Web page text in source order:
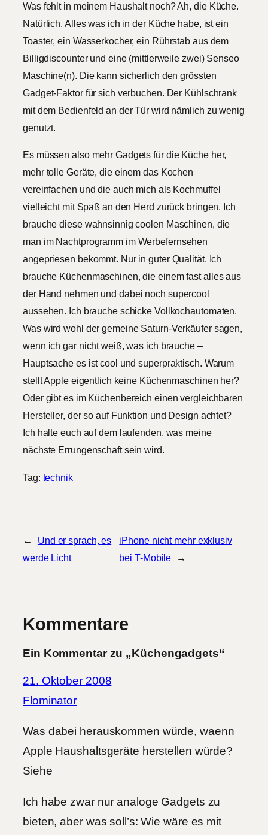
Was fehlt in meinem Haushalt noch? Ah, die Küche.
Natürlich. Alles was ich in der Küche habe, ist ein
Toaster, ein Wasserkocher, ein Rührstab aus dem
Billigdiscounter und eine (mittlerweile zwei) Senseo
Maschine(n). Die kann sicherlich den grössten
Gadget-Faktor für sich verbuchen. Der Kühlschrank
mit dem Bedienfeld an der Tür wird nämlich zu wenig
genutzt.
Es müssen also mehr Gadgets für die Küche her,
mehr tolle Geräte, die einem das Kochen
vereinfachen und die auch mich als Kochmuffel
vielleicht mit Spaß an den Herd zurück bringen. Ich
brauche diese wahnsinnig coolen Maschinen, die
man im Nachtprogramm im Werbefernsehen
angepriesen bekommt. Nur in guter Qualität. Ich
brauche Küchenmaschinen, die einem fast alles aus
der Hand nehmen und dabei noch supercool
aussehen. Ich brauche schicke Vollkochautomaten.
Was wird wohl der gemeine Saturn-Verkäufer sagen,
wenn ich gar nicht weiß, was ich brauche –
Hauptsache es ist cool und superpraktisch. Warum
stellt Apple eigentlich keine Küchenmaschinen her?
Oder gibt es im Küchenbereich einen vergleichbaren
Hersteller, der so auf Funktion und Design achtet?
Ich halte euch auf dem laufenden, was meine
nächste Errungenschaft sein wird.
Tag: technik
←
Und er sprach, es
werde Licht
iPhone nicht mehr exklusiv
bei T-Mobile
→
Kommentare
Ein Kommentar zu „Küchengadgets“
21. Oktober 2008
Flominator
Was dabei herauskommen würde, waenn
Apple Haushaltsgeräte herstellen würde?
Siehe
Ich habe zwar nur analoge Gadgets zu
bieten, aber was soll’s: Wie wäre es mit